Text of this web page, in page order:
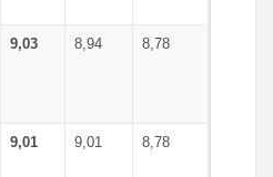
9,03 8,94 8,78
9,01 9,01 8,78